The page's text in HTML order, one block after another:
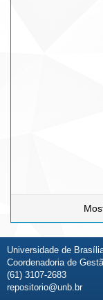
Universidade de
Coordenadoria de
(61) 3107-2683
repositorio@unb.br